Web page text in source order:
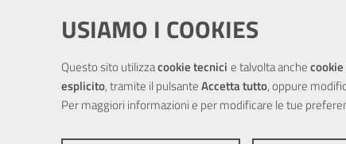
USIAMO I COOKIES
Questo sito utilizzacookie tecnici e talvolta anche
esplicito, tramite il pulsanteAccetta tutto, oppure
Per maggiori informazioni e per modificare le tue
Portale realizzato con la